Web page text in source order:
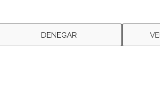
DENEGAR
condiciones